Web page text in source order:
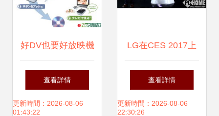
好DV也要好放映機
(jī)支持 佳能優
(yōu)品放映機(jī)如
查看詳情
更新時間：2026-08-06
01:43:22
LG在CES 2017上
展示智能機(jī)器人
與電腦平面設(shè)
查看詳情
更新時間：2026-08-06
22:30:26